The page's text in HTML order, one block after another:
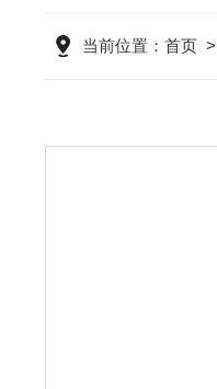
当前位置： 首页>